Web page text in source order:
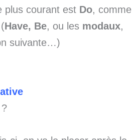
plus courant est Do, comme
Have, Be, ou les modaux,
suivante…)